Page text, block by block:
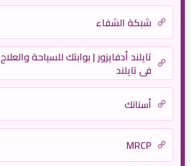
شبكة الشفاء
تايلند أدفايزور | بوابتك للسياحة والعلاج
في تايلند
أسنانك
MRCP